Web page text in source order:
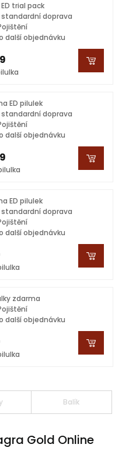
trial pack
doprava
další objednávku
ED pilulek
doprava
další objednávku
ED pilulek
doprava
další objednávku
zdarma
další objednávku
Balík
Gold Online